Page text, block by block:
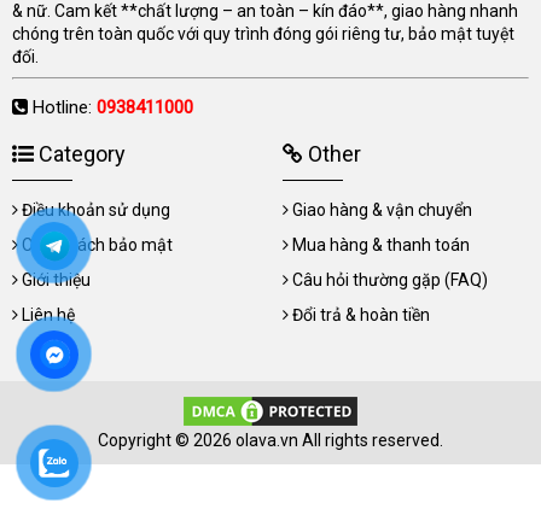
& nữ. Cam kết **chất lượng – an toàn – kín đáo**, giao hàng nhanh
chóng trên toàn quốc với quy trình đóng gói riêng tư, bảo mật tuyệt
đối.
Hotline: 0938411000
Category
Điều khoản sử dụng
Chính sách bảo mật
Giới thiệu
Liên hệ
Other
Giao hàng & vận chuyển
Mua hàng & thanh toán
Câu hỏi thường gặp (FAQ)
Đổi trả & hoàn tiền
Copyright © 2026 olava.vn All rights reserved.